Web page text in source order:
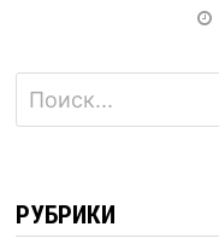
Найти:
РУБРИКИ